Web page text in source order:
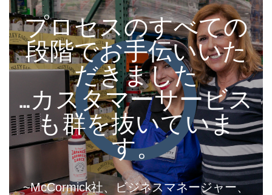
プロセスのすべての
段階でお手伝いいた
だきました
…カスタマーサービス
も群を抜いていま
す。
~McCormick社、ビジネスマネージャー、